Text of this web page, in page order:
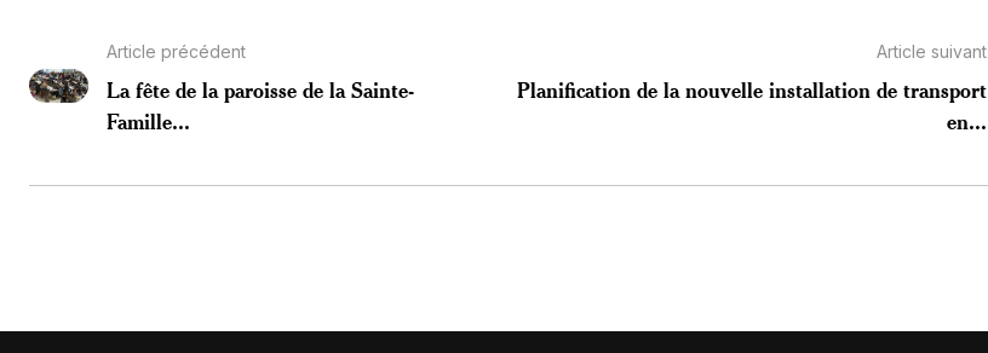
Article précédent
La fête de la paroisse de la Sainte-
Famille...
Article suivant
Planification de la nouvelle installation de transport
en...